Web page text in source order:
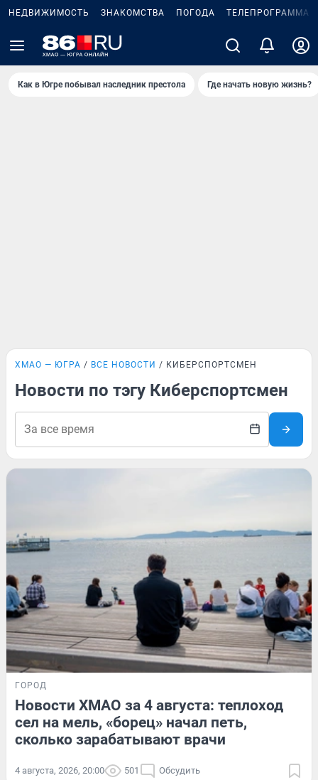
НЕДВИЖИМОСТЬ ЗНАКОМСТВА ПОГОДА ТЕЛЕПРОГРАММА
Как в Югре побывал наследник престола Где начать новую жизнь?
ХМАО — ЮГРА ВСЕ НОВОСТИ КИБЕРСПОРТСМЕН
Новости по тэгу Киберспортсмен
ГОРОД
Новости ХМАО за 4 августа: теплоход
сел на мель, «борец» начал петь,
сколько зарабатывают врачи
4 августа, 2026, 20:00 501 Обсудить